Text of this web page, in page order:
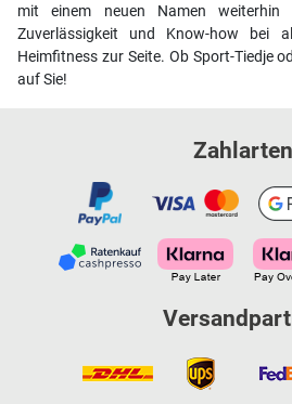
mit einem neuen Namen weiterhin
Zuverlässigkeit und Know-how bei
Heimfitness zur Seite. Ob Sport-Tiedje
auf Sie!
Zahlarten